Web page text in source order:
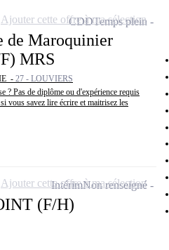
de Maroquinier
MRS
- 27 - LOUVIERS
? Pas de diplôme ou d'expérience requis
vous savez lire écrire et maitrisez les
CDDTemps plein
Ajouter cette offre à ma sélection
(F/H)
IntérimNon renseigné
Ajouter cette offre à ma sélection